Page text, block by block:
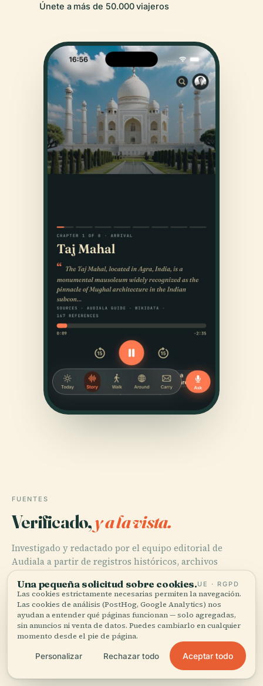
Únete a más de 50.000 viajeros
FUENTES
Verificado,y a la vista.
Investigado y redactado por el equipo editorial de
Audiala a partir de registros históricos, archivos
arquitectónicos y conocimiento local.
Última revisión: April 2026
Moti Masjid Lahore Fort: History, Architecture, Visiting
Una pequeña solicitud sobre cookies.UE · RGPD
Las cookies estrictamente necesarias permiten la navegación.
Las cookies de análisis (PostHog, Google Analytics) nos
ayudan a entender qué páginas funcionan — solo agregadas,
sin anuncios ni venta de datos. Puedes cambiarlo en cualquier
momento desde el pie de página.
Personalizar Rechazar todo Aceptar todo